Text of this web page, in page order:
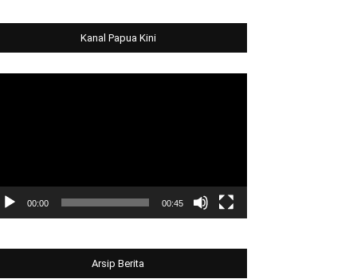
Kanal Papua Kini
00:00 00:45
Arsip Berita